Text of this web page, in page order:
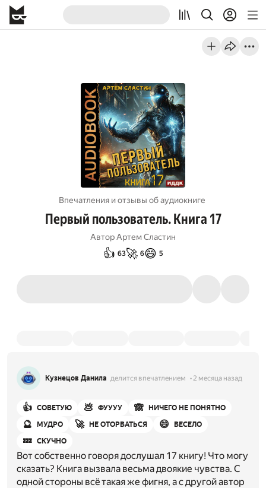
Впечатления и отзывы об aудиокниге
Первый пользователь. Книга 17
АвторАртем Сластин
👍 63🚀 6😄 5
Кузнецов Данила делится впечатлением 2 месяца назад
👍 СОВЕТУЮ 💩 ФУУУУ 🙈 НИЧЕГО НЕ ПОНЯТНО
🔮 МУДРО 🚀 НЕ ОТОРВАТЬСЯ 😄 ВЕСЕЛО
💤 СКУЧНО
Вот собственно говоря дослушал 17 книгу! Что могу
сказать? Книга вызвала весьма двоякие чувства. С
одной стороны всë такая же фигня, а с другой автор